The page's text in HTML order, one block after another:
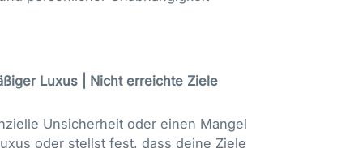
Luxus | Nicht erreichte Ziele
Unsicherheit oder einen Mangel
oder stellst fest, dass deine Ziele